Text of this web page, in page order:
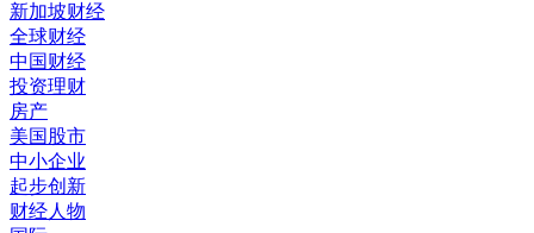
新加坡财经
全球财经
中国财经
投资理财
房产
美国股市
中小企业
起步创新
财经人物